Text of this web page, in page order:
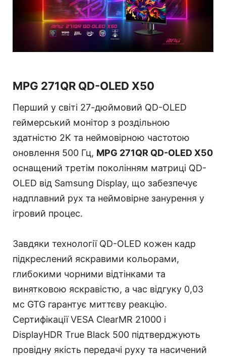
MPG 271QR QD-OLED X50
Перший у світі 27-дюймовий QD-OLED
геймерський монітор з роздільною
здатністю 2K та неймовірною частотою
оновлення 500 Гц, MPG 271QR QD-OLED X50
оснащений третім поколінням матриці QD-
OLED від Samsung Display, що забезпечує
надплавний рух та неймовірне занурення у
ігровий процес.
Завдяки технології QD-OLED кожен кадр
підкреслений яскравими кольорами,
глибокими чорними відтінками та
винятковою яскравістю, а час відгуку 0,03
мс GTG гарантує миттєву реакцію.
Сертифікації VESA ClearMR 21000 і
DisplayHDR True Black 500 підтверджують
провідну якість передачі руху та насичений